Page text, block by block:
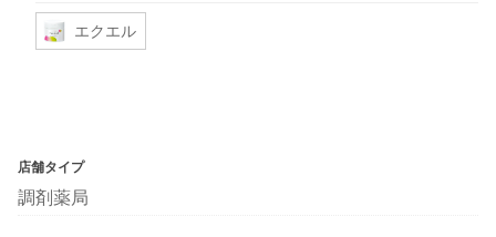
エクエル
店舗タイプ
調剤薬局